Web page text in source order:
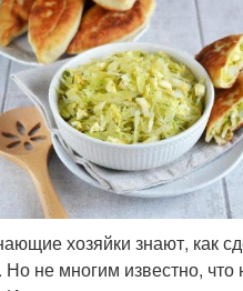
дрожжевого
теста
Тест
Пирог
хозяйки знают, как
Но не многим известно, что